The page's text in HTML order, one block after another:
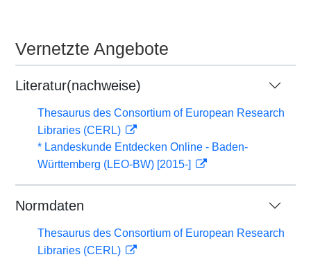
Vernetzte Angebote
Literatur(nachweise)
Thesaurus des Consortium of European Research
Libraries (CERL)
* Landeskunde Entdecken Online - Baden-
Württemberg (LEO-BW) [2015-]
Normdaten
Thesaurus des Consortium of European Research
Libraries (CERL)